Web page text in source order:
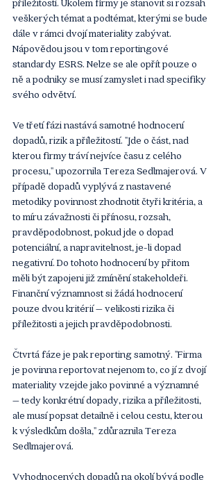
veškerých témat a podtémat, kterými se bude
dále v rámci dvojí materiality zabývat.
Nápovědou jsou v tom reportingové
standardy ESRS. Nelze se ale opřít pouze o
ně a podniky se musí zamyslet i nad specifiky
svého odvětví.
Ve třetí fázi nastává samotné hodnocení
dopadů, rizik a příležitostí. "Jde o část, nad
kterou firmy tráví nejvíce času z celého
procesu," upozornila Tereza Sedlmajerová. V
případě dopadů vyplývá z nastavené
metodiky povinnost zhodnotit čtyři kritéria, a
to míru závažnosti či přínosu, rozsah,
pravděpodobnost, pokud jde o dopad
potenciální, a napravitelnost, je-li dopad
negativní. Do tohoto hodnocení by přitom
měli být zapojeni již zmínění stakeholdeři.
Finanční významnost si žádá hodnocení
pouze dvou kritérií – velikosti rizika či
příležitosti a jejich pravděpodobnosti.
Čtvrtá fáze je pak reporting samotný. "Firma
je povinna reportovat nejenom to, co jí z dvojí
materiality vzejde jako povinné a významné
– tedy konkrétní dopady, rizika a příležitosti,
ale musí popsat detailně i celou cestu, kterou
k výsledkům došla," zdůraznila Tereza
Sedlmajerová.
Vyhodnocených dopadů na okolí bývá podle